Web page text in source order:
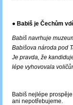
● Babiš je Čechům
Babiš navrhuje
Babišova národa pod
Je pravda, že
lépe vyhovovala
Babiš nejlépe
ani nepotřebujeme.